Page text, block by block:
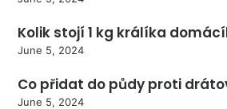
Kolik stojí 1 kg králíka
June 5, 2024
Co přidat do půdy proti
June 5, 2024